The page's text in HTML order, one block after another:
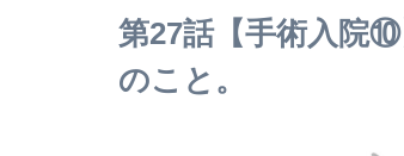
第27話【手術入院
のこと。